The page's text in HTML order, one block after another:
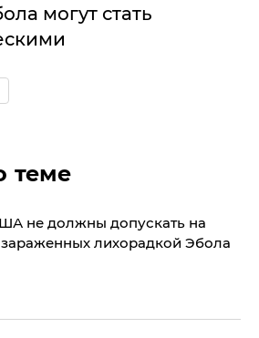
могут стать
теме
не должны допускать на
лихорадкой Эбола